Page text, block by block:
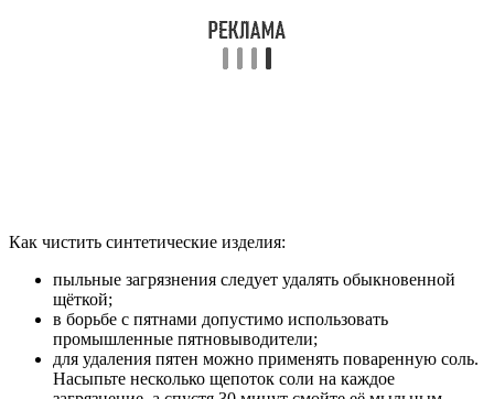
Как чистить синтетические изделия:
пыльные загрязнения следует удалять обыкновенной
щёткой;
в борьбе с пятнами допустимо использовать
промышленные пятновыводители;
для удаления пятен можно применять поваренную соль.
Насыпьте несколько щепоток соли на каждое